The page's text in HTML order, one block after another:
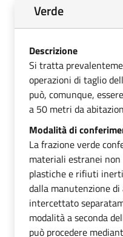
Verde
Descrizione
Si tratta
operazioni di taglio
può, comunque,
a 50 metri da
Modalità di
La frazione verde
materiali estranei
plastiche e rifiuti
dalla manutenzione
intercettato
modalità a seconda
può procedere